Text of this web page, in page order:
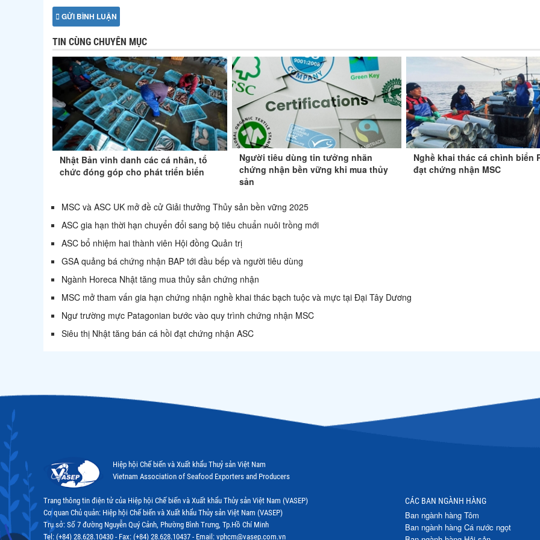
GỬI BÌNH LUẬN
TIN CÙNG CHUYÊN MỤC
Nhật Bản vinh danh các cá nhân, tổ
chức đóng góp cho phát triển biển
Người tiêu dùng tin tưởng nhãn
chứng nhận bền vững khi mua thủy
sản
Nghề khai thác cá chình biển
đạt chứng nhận MSC
MSC và ASC UK mở đề cử Giải thưởng Thủy sản bền vững 2025
ASC gia hạn thời hạn chuyển đổi sang bộ tiêu chuẩn nuôi trồng mới
ASC bổ nhiệm hai thành viên Hội đồng Quản trị
GSA quảng bá chứng nhận BAP tới đầu bếp và người tiêu dùng
Ngành Horeca Nhật tăng mua thủy sản chứng nhận
MSC mở tham vấn gia hạn chứng nhận nghề khai thác bạch tuộc và mực tại Đại Tây Dương
Ngư trường mực Patagonian bước vào quy trình chứng nhận MSC
Siêu thị Nhật tăng bán cá hồi đạt chứng nhận ASC
Hiệp hội Chế biến và Xuất khẩu Thuỷ sản Việt Nam
Vietnam Association of Seafood Exporters and Producers
Trang thông tin điện tử của Hiệp hội Chế biến và Xuất khẩu Thủy sản Việt Nam (VASEP)
Cơ quan Chủ quản: Hiệp hội Chế biến và Xuất khẩu Thủy sản Việt Nam (VASEP)
Trụ sở: Số 7 đường Nguyễn Quý Cảnh, Phường Bình Trưng, Tp.Hồ Chí Minh
Tel: (+84) 28.628.10430 - Fax: (+84) 28.628.10437 - Email: vphcm@vasep.com.vn
CÁC BAN NGÀNH HÀNG
Ban ngành hàng Tôm
Ban ngành hàng Cá nước ngọt